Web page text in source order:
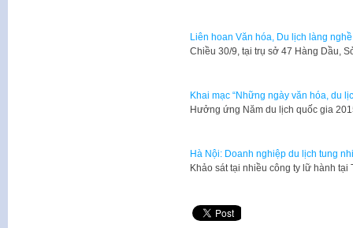
Liên hoan Văn hóa, Du lịch làng
​Chiều 30/9, tại trụ sở 47 Hàng Dầu,
Khai mạc “Những ngày văn hóa, du
​Hưởng ứng Năm du lịch quốc gia
Hà Nội: Doanh nghiệp du lịch tung
​Khảo sát tại nhiều công ty lữ hành